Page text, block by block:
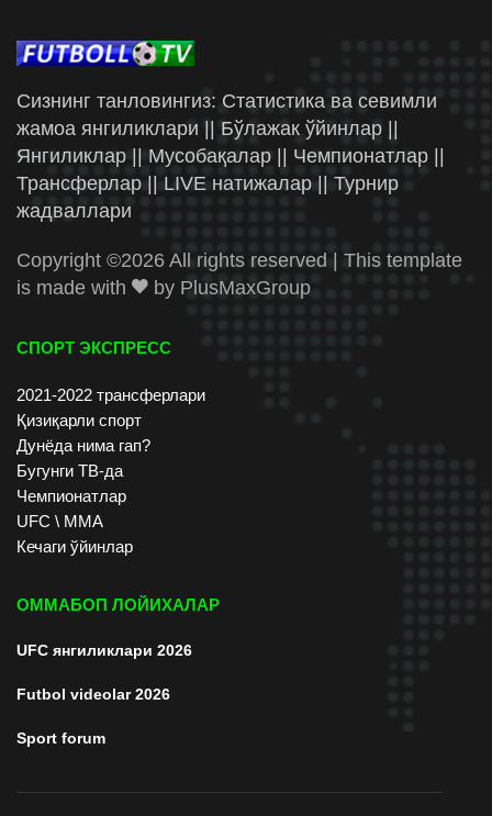
Сизнинг танловингиз: Статистика ва севимли
жамоа янгиликлари || Бўлажак ўйинлар ||
Янгиликлар || Мусобақалар || Чемпионатлар ||
Трансферлар || LIVE натижалар || Турнир
жадваллари
Copyright ©2026 All rights reserved | This template
is made with
by PlusMaxGroup
СПОРТ ЭКСПРЕСС
2021-2022 трансферлари
Қизиқарли спорт
Дунёда нима гап?
Бугунги ТВ-да
Чемпионатлар
UFC \ ММА
Кечаги ўйинлар
ОММАБОП ЛОЙИХАЛАР
UFC янгиликлари 2026
Futbol videolar 2026
Sport forum